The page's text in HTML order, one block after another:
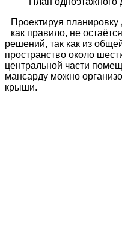
Проектируя
как правило, не
решений, так как из
пространство около
центральной части
мансарду можно
крыши.